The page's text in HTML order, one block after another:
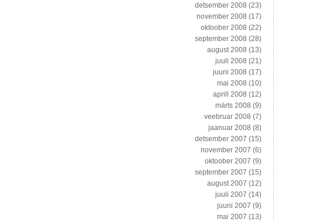
detsember 2008 (23)
november 2008 (17)
oktoober 2008 (22)
september 2008 (28)
august 2008 (13)
juuli 2008 (21)
juuni 2008 (17)
mai 2008 (10)
aprill 2008 (12)
märts 2008 (9)
veebruar 2008 (7)
jaanuar 2008 (8)
detsember 2007 (15)
november 2007 (6)
oktoober 2007 (9)
september 2007 (15)
august 2007 (12)
juuli 2007 (14)
juuni 2007 (9)
mai 2007 (13)